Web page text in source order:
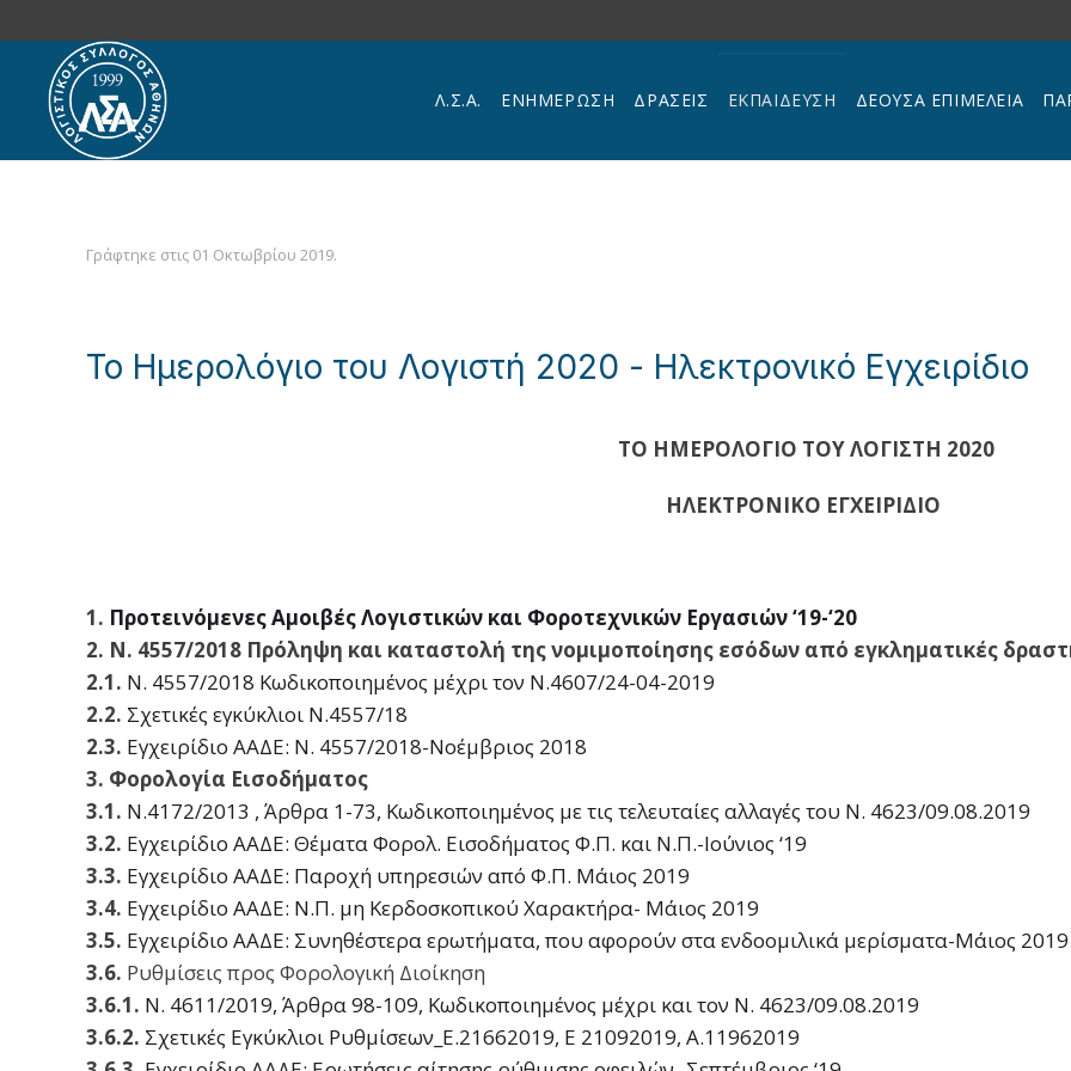
Skip to main content
Λ.Σ.Α. ΕΝΗΜΕΡΩΣΗ ΔΡΑΣΕΙΣ ΕΚΠΑΊΔΕΥΣΗ ΔΕΟΥΣΑ ΕΠΙΜΕΛΕΙΑ
Γράφτηκε στις 01 Οκτωβρίου 2019.
Το Ημερολόγιο του Λογιστή 2020 - Ηλεκτρονικό Εγχειρίδιο
ΤΟ ΗΜΕΡΟΛΟΓΙΟ ΤΟΥ ΛΟΓΙΣΤΗ 2020
ΗΛΕΚΤΡΟΝΙΚΟ ΕΓΧΕΙΡΙΔΙΟ
1. Προτεινόμενες Αμοιβές Λογιστικών και Φοροτεχνικών Εργασιών ‘19-‘20
2. Ν. 4557/2018 Πρόληψη και καταστολή της νοµιµοποίησης εσόδων από εγκληµατικές
2.1. Ν. 4557/2018 Κωδικοποιημένος μέχρι τον Ν.4607/24-04-2019
2.2. Σχετικές εγκύκλιοι Ν.4557/18
2.3. Εγχειρίδιο ΑΑΔΕ: Ν. 4557/2018-Νοέμβριος 2018
3. Φορολογία Εισοδήματος
3.1. Ν.4172/2013 , Άρθρα 1-73, Κωδικοποιημένος με τις τελευταίες αλλαγές του N. 4623/09.08.2019
3.2. Εγχειρίδιο ΑΑΔΕ: Θέματα Φορολ. Εισοδήματος Φ.Π. και Ν.Π.-Ιούνιος ‘19
3.3. Εγχειρίδιο ΑΑΔΕ: Παροχή υπηρεσιών από Φ.Π. Μάιος 2019
3.4. Εγχειρίδιο ΑΑΔΕ: Ν.Π. μη Κερδοσκοπικού Χαρακτήρα- Μάιος 2019
3.5. Εγχειρίδιο ΑΑΔΕ: Συνηθέστερα ερωτήματα, που αφορούν στα ενδοομιλικά μερίσματα-Μάιος 2019
3.6. Ρυθμίσεις προς Φορολογική Διοίκηση
3.6.1. Ν. 4611/2019, Άρθρα 98-109, Κωδικοποιημένος μέχρι και τον Ν. 4623/09.08.2019
3.6.2. Σχετικές Εγκύκλιοι Ρυθμίσεων_Ε.21662019, Ε 21092019, Α.11962019